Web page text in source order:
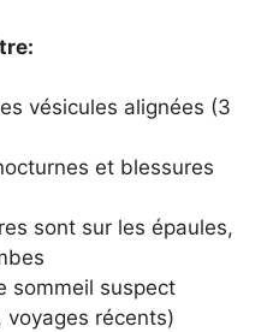
vésicules alignées (3
et blessures
sont sur les épaules,
sommeil suspect
voyages récents)